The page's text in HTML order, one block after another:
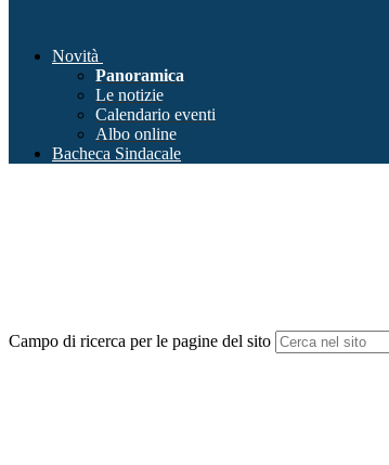
Novità
Panoramica
Le notizie
Calendario eventi
Albo online
Bacheca Sindacale
Campo di ricerca per le pagine del sito